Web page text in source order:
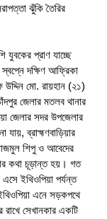
ঝুঁকি তৈরির
যুবকের প্রাণ যাচ্ছে
দক্ষিণ আফ্রিকা
মো. রায়হান (২১)
জেলার মতলব থানার
জেলার সদর উপজেলার
যায়, ব্রাহ্মণবাড়িয়ার
শিপু ও আবেদের
কথা চূড়ান্ত হয়। গত
ইথিওপিয়া পর্যন্ত
ইথিওপিয়া এনে সড়কপথে
রাখে সেখানকার একটি